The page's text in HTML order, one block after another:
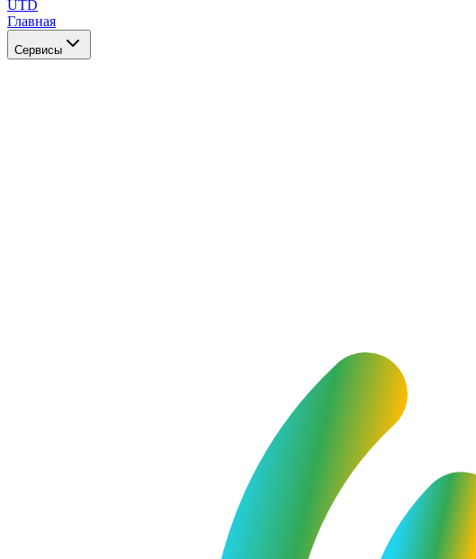
UTD
Главная
Сервисы